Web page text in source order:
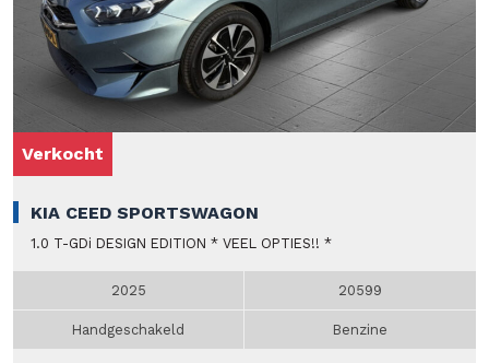
Verkocht
KIA CEED SPORTSWAGON
1.0 T-GDi DESIGN EDITION * VEEL OPTIES!! *
2025 20599
Handgeschakeld Benzine